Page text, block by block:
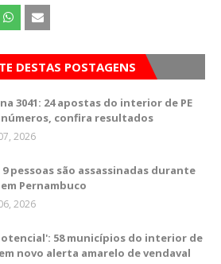
DESTAS POSTAGENS
3041: 24 apostas do interior de PE
confira resultados
2026
9 pessoas são assassinadas durante
Pernambuco
2026
58 municípios do interior de
novo alerta amarelo de vendaval